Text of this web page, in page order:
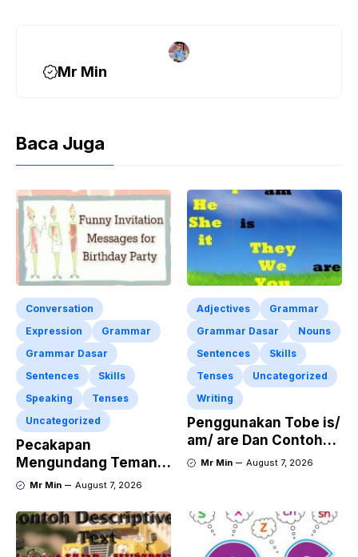
Mr Min
Baca Juga
Conversation
Expression
Grammar
Grammar Dasar
Sentences
Skills
Speaking
Tenses
Uncategorized
Pecakapan
Mengundang Teman
ke Acara Pesta Ulang
Invitation” Dalam
Bahasa Inggris
Mr Min August 7, 2026
Adjectives
Grammar
Grammar Dasar
Nouns
Sentences
Skills
Tenses
Uncategorized
Writing
Penggunakan Tobe is/
am/ are Dan Contoh
Kalimat Bahasa
Mr Min August 7, 2026